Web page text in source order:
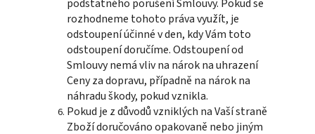
podstatného porušení Smlouvy. Pokud se
rozhodneme tohoto práva využít, je
odstoupení účinné v den, kdy Vám toto
odstoupení doručíme. Odstoupení od
Smlouvy nemá vliv na nárok na uhrazení
Ceny za dopravu, případně na nárok na
náhradu škody, pokud vznikla.
Pokud je z důvodů vzniklých na Vaší straně
Zboží doručováno opakovaně nebo jiným